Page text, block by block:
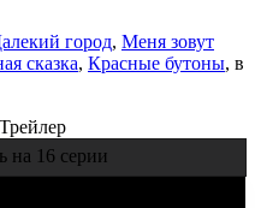
город, Меня зовут
сказка, Красные бутоны, в
Трейлер
на 16 серии